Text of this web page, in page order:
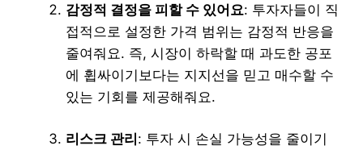
감정적 결정을 피할 수 있어요: 투자자들이 직
접적으로 설정한 가격 범위는 감정적 반응을
줄여줘요. 즉, 시장이 하락할 때 과도한 공포
에 휩싸이기보다는 지지선을 믿고 매수할 수
있는 기회를 제공해줘요.
리스크 관리 : 투자 시 손실 가능성을 줄이기